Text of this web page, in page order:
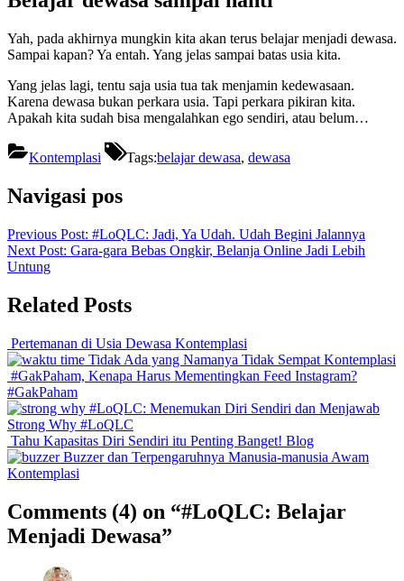
Yah, pada akhirnya mungkin kita akan terus belajar menjadi dewasa.
Sampai kapan? Ya entah. Yang jelas sampai batas usia kita.
Yang jelas lagi, tentu saja usia tua tak menjamin kedewasaan.
Karena dewasa bukan perkara usia. Tapi perkara pikiran kita.
Apakah kita sudah bisa mengalahkan ego sendiri, atau belum…
Kontemplasi Tags:belajar dewasa, dewasa
Navigasi pos
Previous Post: #LoQLC: Jadi, Ya Udah. Udah Begini Jalannya
Next Post: Gara-gara Bebas Ongkir, Belanja Online Jadi Lebih
Untung
Related Posts
Pertemanan di Usia Dewasa Kontemplasi
Tidak Ada yang Namanya Tidak Sempat Kontemplasi
#GakPaham, Kenapa Harus Mementingkan Feed Instagram?
#GakPaham
#LoQLC: Menemukan Diri Sendiri dan Menjawab
Strong Why #LoQLC
Tahu Kapasitas Diri Sendiri itu Penting Banget! Blog
Buzzer dan Terpengaruhnya Manusia-manusia Awam
Kontemplasi
Comments (4) on “#LoQLC: Belajar
Menjadi Dewasa”